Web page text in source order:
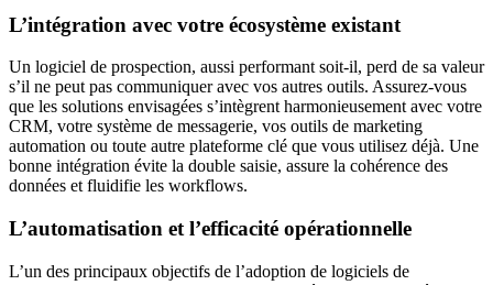
L’intégration avec votre écosystème existant
Un logiciel de prospection, aussi performant soit-il, perd de sa valeur
s’il ne peut pas communiquer avec vos autres outils. Assurez-vous
que les solutions envisagées s’intègrent harmonieusement avec votre
CRM, votre système de messagerie, vos outils de marketing
automation ou toute autre plateforme clé que vous utilisez déjà. Une
bonne intégration évite la double saisie, assure la cohérence des
données et fluidifie les workflows.
L’automatisation et l’efficacité opérationnelle
L’un des principaux objectifs de l’adoption de logiciels de